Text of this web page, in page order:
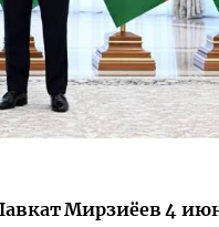
Мирзиёев 4